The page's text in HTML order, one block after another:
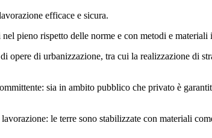
efficace e sicura.
pieno rispetto delle norme e con metodi e materiali
opere di urbanizzazione, tra cui la realizzazione di
sia in ambito pubblico che privato è
le terre sono stabilizzate con materiali